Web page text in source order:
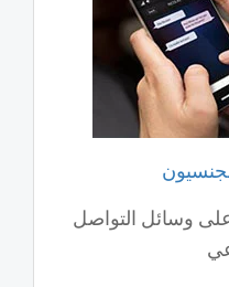
وسائل التواصل